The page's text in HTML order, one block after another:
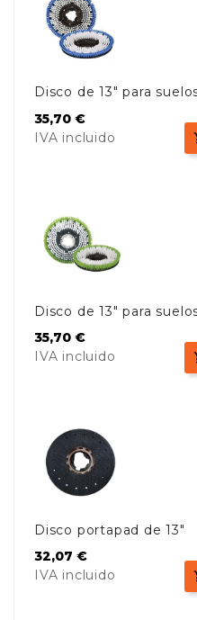
Disco de 13" para
Precio
35,70 €
IVA incluido
Disco de 13" para
Precio
35,70 €
IVA incluido
Disco portapad de 13"
Precio
32,07 €
IVA incluido